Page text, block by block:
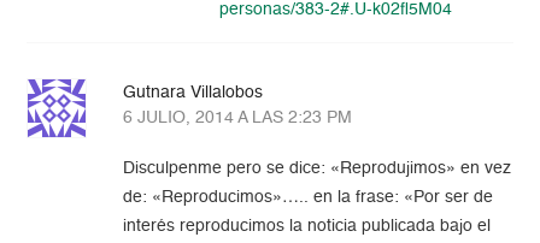
personas/383-2#.U-k02fl5M04
Gutnara Villalobos
6 JULIO, 2014 A LAS 2:23 PM
Disculpenme pero se dice: «Reprodujimos» en vez
de: «Reproducimos»….. en la frase: «Por ser de
interés reproducimos la noticia publicada bajo el